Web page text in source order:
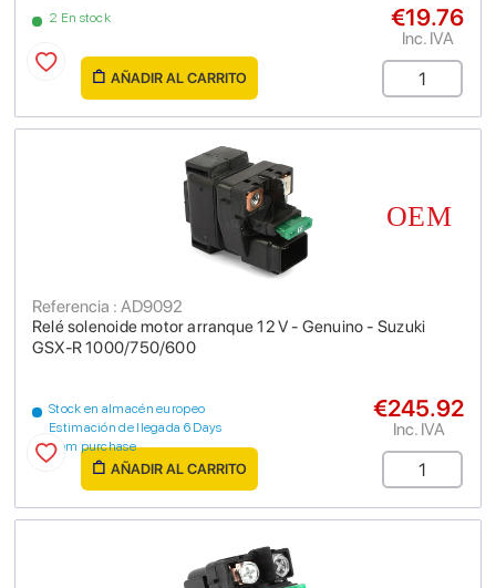
2 En stock €19.76
Inc. IVA
AÑADIR AL CARRITO
Relé solenoide motor arranque 12 V - Genuino - Suzuki
GSX-R 1000/750/600
Referencia : AD9092
Stock en almacén europeo
Estimación de llegada 6 Days
from purchase
€245.92
Inc. IVA
AÑADIR AL CARRITO